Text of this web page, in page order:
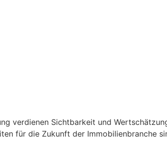
verdienen Sichtbarkeit und
für die Zukunft der Immobilienbranche